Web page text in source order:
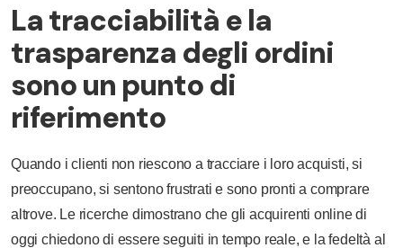
La tracciabilità e la
trasparenza degli ordini
sono un punto di
riferimento
Quando i clienti non riescono a tracciare i loro acquisti, si
preoccupano, si sentono frustrati e sono pronti a comprare
altrove. Le ricerche dimostrano che gli acquirenti online di
oggi chiedono di essere seguiti in tempo reale, e la fedeltà al